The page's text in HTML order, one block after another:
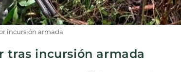
incursión armada
tras incursión armada